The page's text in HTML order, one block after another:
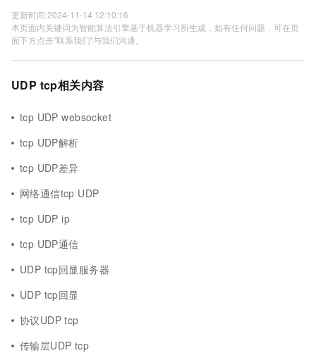
更新时间 2024-11-14 12:10:16
本页面内关键词为智能算法引擎基于机器学习所生成，如有任何问题，可在页
面下方点击"联系我们"与我们沟通。
UDP tcp相关内容
tcp UDP websocket
tcp UDP解析
tcp UDP差异
网络通信tcp UDP
tcp UDP ip
tcp UDP通信
UDP tcp回显服务器
UDP tcp回显
协议UDP tcp
传输层UDP tcp